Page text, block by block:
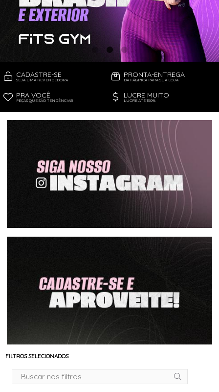
CADASTRE-SE
SEJA UMA REVENDEDORA
PRONTA-ENTREGA
DA FÁBRICA PARA SUA LOJA
PRA VOCÊ
PEÇAS QUE SÃO TENDÊNCIAS!
LUCRE MUITO
LUCRE ATÉ 150%
FILTROS SELECIONADOS